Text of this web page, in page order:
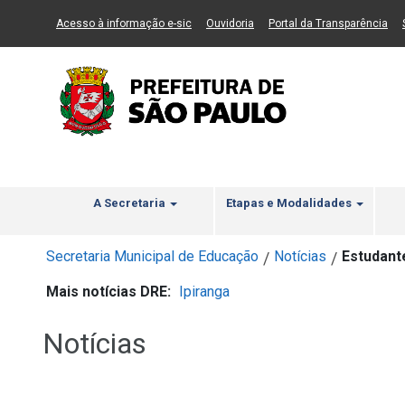
Ir ao Conteúdo Ir para menu principal 2 Ir para busca
Acesso à informação e-sic(Link para um novo sítio)
Ouvidoria (Link para um novo sítio)
Portal da Transparência
A Secretaria Etapas e Modalidades
Secretaria Municipal de Educação / Notícias /
Mais notícias DRE: Ipiranga
Notícias